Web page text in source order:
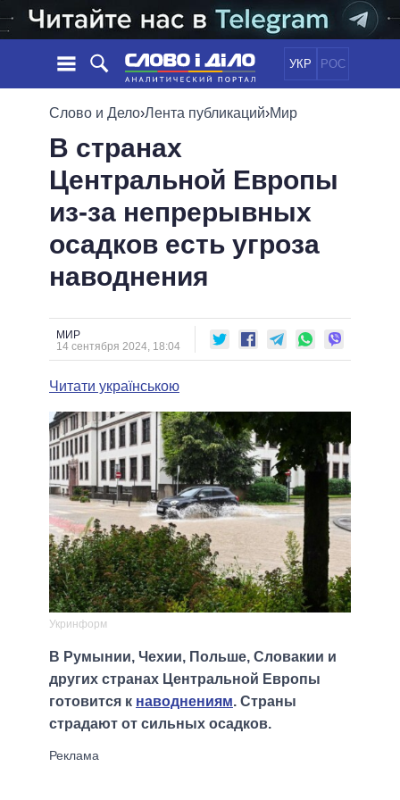
УКР РОС
НОВОСТИ
ЛЕНТА
СОБЫТИЯ
СТАТЬИ
ОБЗОРЫ
ДАЙДЖЕСТЫ
ЭКОНОМИКА
ОБЩЕСТВО
ОБЕЩАНИЯ
ПОЛИТИКИ
ПРЕЗИДЕНТ И ОФИС
ВЕРХОВНАЯ РАДА
ГЛАВЫ ОБЛАДМИНИСТРАЦИЙ
МЭРЫ
ВСЕ ПЕРСОНЫ
ИНФОГРАФИКА
ВИДЕО
СРАВНЕНИЕ ПОЛИТИКОВ
Слово и Дело›Лента публикаций›Мир
В странах
Центральной Европы
из-за непрерывных
осадков есть угроза
наводнения
МИР
14 сентября 2024, 18:04
Читати українською
Укринформ
В Румынии, Чехии, Польше, Словакии и
других странах Центральной Европы
готовится к наводнениям. Страны
страдают от сильных осадков.